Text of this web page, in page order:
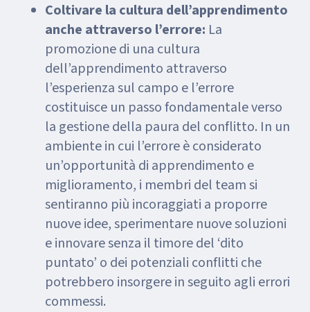
Coltivare la cultura dell’apprendimento
anche attraverso l’errore: La
promozione di una cultura
dell’apprendimento attraverso
l’esperienza sul campo e l’errore
costituisce un passo fondamentale verso
la gestione della paura del conflitto. In un
ambiente in cui l’errore è considerato
un’opportunità di apprendimento e
miglioramento, i membri del team si
sentiranno più incoraggiati a proporre
nuove idee, sperimentare nuove soluzioni
e innovare senza il timore del ‘dito
puntato’ o dei potenziali conflitti che
potrebbero insorgere in seguito agli errori
commessi.